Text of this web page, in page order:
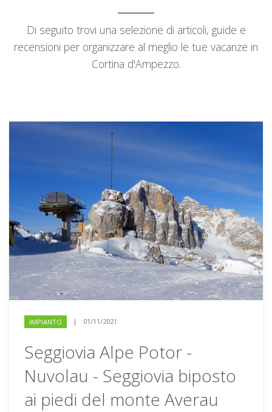
Di seguito trovi una selezione di articoli, guide e
recensioni per organizzare al meglio le tue vacanze in
Cortina d'Ampezzo.
IMPIANTO | 01/11/2021
Seggiovia Alpe Potor -
Nuvolau - Seggiovia biposto
ai piedi del monte Averau